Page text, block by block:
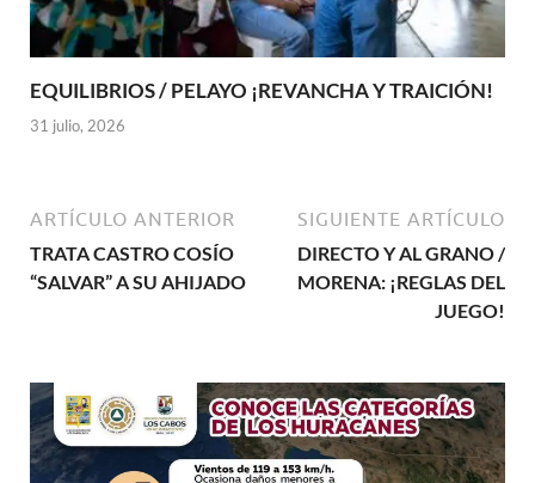
EQUILIBRIOS / PELAYO ¡REVANCHA Y TRAICIÓN!
31 julio, 2026
ARTÍCULO ANTERIOR
TRATA CASTRO COSÍO
“SALVAR” A SU AHIJADO
SIGUIENTE ARTÍCULO
DIRECTO Y AL GRANO /
MORENA: ¡REGLAS DEL
JUEGO!